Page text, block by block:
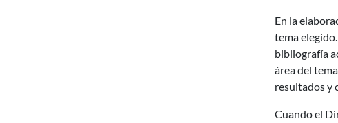
En la
tema
bibliografía
área del
resultados y
Cuando el